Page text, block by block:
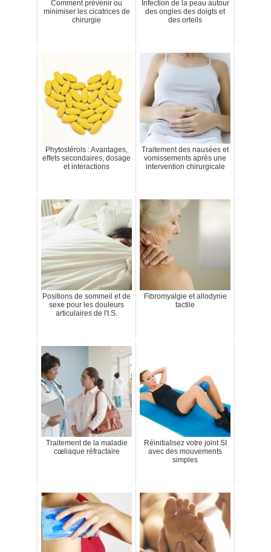
Comment prévenir ou
minimiser les cicatrices de
chirurgie
Infection de la peau autour
des ongles des doigts et
des orteils
Phytostérols : Avantages,
effets secondaires, dosage
et interactions
Traitement des nausées et
vomissements après une
intervention chirurgicale
Positions de sommeil et de
sexe pour les douleurs
articulaires de l'I.S.
Fibromyalgie et allodynie
tactile
Traitement de la maladie
cœliaque réfractaire
Réinitialisez votre joint SI
avec des mouvements
simples